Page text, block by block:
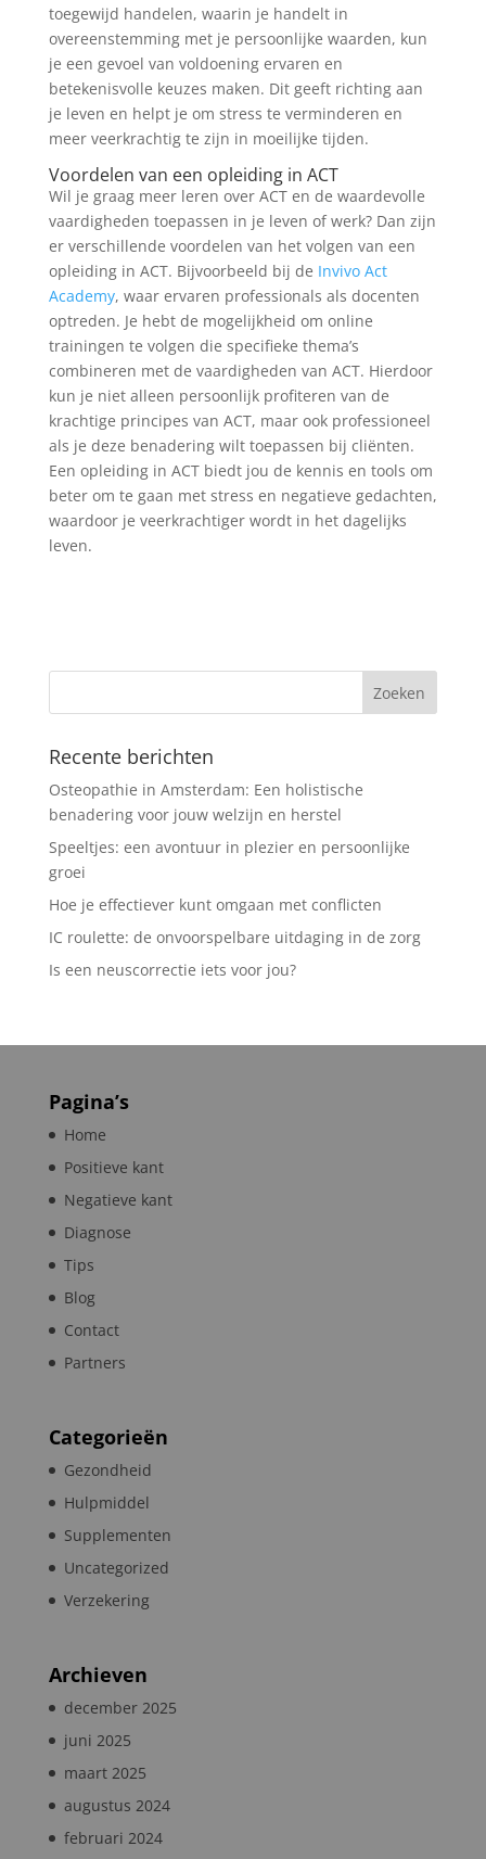
toegewijd handelen, waarin je handelt in
overeenstemming met je persoonlijke waarden, kun
je een gevoel van voldoening ervaren en
betekenisvolle keuzes maken. Dit geeft richting aan
je leven en helpt je om stress te verminderen en
meer veerkrachtig te zijn in moeilijke tijden.
Voordelen van een opleiding in ACT
Wil je graag meer leren over ACT en de waardevolle
vaardigheden toepassen in je leven of werk? Dan zijn
er verschillende voordelen van het volgen van een
opleiding in ACT. Bijvoorbeeld bij de Invivo Act
Academy, waar ervaren professionals als docenten
optreden. Je hebt de mogelijkheid om online
trainingen te volgen die specifieke thema’s
combineren met de vaardigheden van ACT. Hierdoor
kun je niet alleen persoonlijk profiteren van de
krachtige principes van ACT, maar ook professioneel
als je deze benadering wilt toepassen bij cliënten.
Een opleiding in ACT biedt jou de kennis en tools om
beter om te gaan met stress en negatieve gedachten,
waardoor je veerkrachtiger wordt in het dagelijks
leven.
Recente berichten
Osteopathie in Amsterdam: Een holistische
benadering voor jouw welzijn en herstel
Speeltjes: een avontuur in plezier en persoonlijke
groei
Hoe je effectiever kunt omgaan met conflicten
IC roulette: de onvoorspelbare uitdaging in de zorg
Is een neuscorrectie iets voor jou?
Pagina’s
Home
Positieve kant
Negatieve kant
Diagnose
Tips
Blog
Contact
Partners
Categorieën
Gezondheid
Hulpmiddel
Supplementen
Uncategorized
Verzekering
Archieven
december 2025
juni 2025
maart 2025
augustus 2024
februari 2024